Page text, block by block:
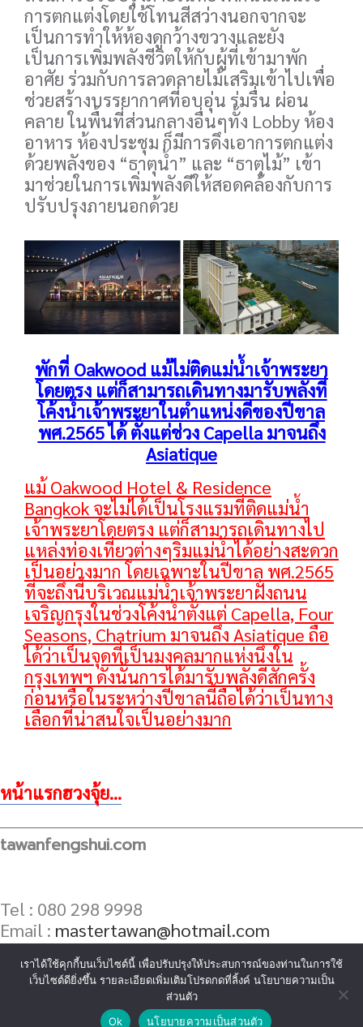
การตกแต่งโดยใช้โทนสีสว่างนอกจากจะ
เป็นการทำให้ห้องดูกว้างขวางและยัง
เป็นการเพิ่มพลังชีวิตให้กับผู้ที่เข้ามาพัก
อาศัย ร่วมกับการลวดลายไม้เสริมเข้าไปเพื่อ
ช่วยสร้างบรรยากาศที่อบอุ่น ร่มรื่น ผ่อน
คลาย ในพื้นที่ส่วนกลางอื่นๆทั้ง Lobby ห้อง
อาหาร ห้องประชุม ก็มีการดึงเอาการตกแต่ง
ด้วยพลังของ “ธาตุน้ำ” และ “ธาตุไม้” เข้า
มาช่วยในการเพิ่มพลังดีให้สอดคล้องกับการ
ปรับปรุงภายนอกด้วย
พักที่ Oakwood แม้ไม่ติดแม่น้ำเจ้าพระยา
โดยตรง แต่ก็สามารถเดินทางมารับพลังที่
โค้งน้ำเจ้าพระยาในตำแหน่งดีของปีขาล
พศ.2565 ได้ ตั้งแต่ช่วง Capella มาจนถึง
Asiatique
แม้ Oakwood Hotel & Residence
Bangkok จะไม่ได้เป็นโรงแรมที่ติดแม่น้ำ
เจ้าพระยาโดยตรง แต่ก็สามารถเดินทางไป
แหล่งท่องเที่ยวต่างๆริมแม่น้ำได้อย่างสะดวก
เป็นอย่างมาก โดยเฉพาะในปีขาล พศ.2565
ที่จะถึงนี้บริเวณแม่น้ำเจ้าพระยาฝั่งถนน
เจริญกรุงในช่วงโค้งน้ำตั้งแต่ Capella, Four
Seasons, Chatrium มาจนถึง Asiatique ถือ
ได้ว่าเป็นจุดที่เป็นมงคลมากแห่งนึงใน
กรุงเทพฯ ดังนั้นการได้มารับพลังดีสักครั้ง
ก่อนหรือในระหว่างปีขาลนี้ถือได้ว่าเป็นทาง
เลือกที่น่าสนใจเป็นอย่างมาก
หน้าแรกฮวงจุ้ย...
tawanfengshui.com
Tel : 080 298 9998
Email : mastertawan@hotmail.com
เราได้ใช้คุกกี้บนเว็บไซต์นี้ เพื่อปรับปรุงให้ประสบการณ์ของท่านในการใช้
เว็บไซต์ดียิ่งขึ้น รายละเอียดเพิ่มเติมโปรดกดที่ลิ้งค์ นโยบายความเป็น
ส่วนตัว
Ok
นโยบายความเป็นส่วนตัว